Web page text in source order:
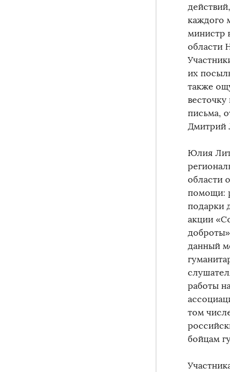
каждого
министр
области
их
также
письма,
Дмитрий
Юлия
области
помощи:
подарки
акции
данный
работы
том
бойцам